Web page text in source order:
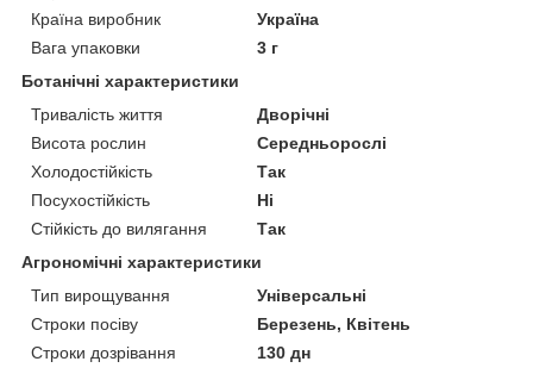
Країна виробник
Україна
Вага упаковки
3 г
Ботанічні характеристики
Тривалість життя
Дворічні
Висота рослин
Середньорослі
Холодостійкість
Так
Посухостійкість
Ні
Стійкість до вилягання
Так
Агрономічні характеристики
Тип вирощування
Універсальні
Строки посіву
Березень, Квітень
Строки дозрівання
130 дн